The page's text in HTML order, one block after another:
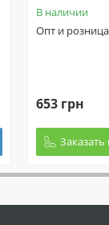
В наличии
Опт и розница
653 грн
Заказать